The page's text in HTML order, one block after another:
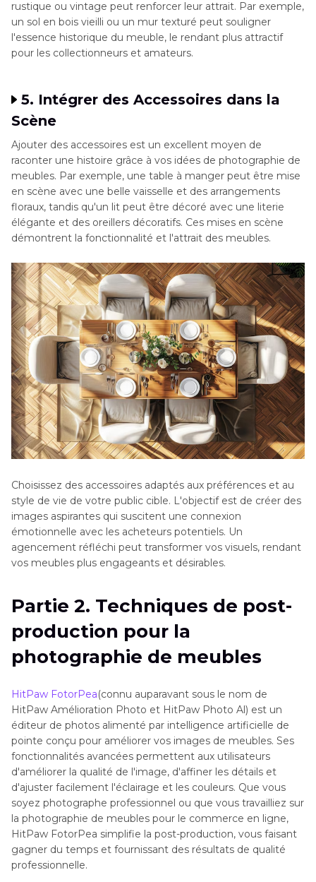
rustique ou vintage peut renforcer leur attrait. Par exemple,
un sol en bois vieilli ou un mur texturé peut souligner
l'essence historique du meuble, le rendant plus attractif
pour les collectionneurs et amateurs.
5. Intégrer des Accessoires dans la
Scène
Ajouter des accessoires est un excellent moyen de
raconter une histoire grâce à vos idées de photographie de
meubles. Par exemple, une table à manger peut être mise
en scène avec une belle vaisselle et des arrangements
floraux, tandis qu'un lit peut être décoré avec une literie
élégante et des oreillers décoratifs. Ces mises en scène
démontrent la fonctionnalité et l'attrait des meubles.
Choisissez des accessoires adaptés aux préférences et au
style de vie de votre public cible. L'objectif est de créer des
images aspirantes qui suscitent une connexion
émotionnelle avec les acheteurs potentiels. Un
agencement réfléchi peut transformer vos visuels, rendant
vos meubles plus engageants et désirables.
Partie 2. Techniques de post-
production pour la
photographie de meubles
HitPaw FotorPea(connu auparavant sous le nom de
HitPaw Amélioration Photo et HitPaw Photo Al) est un
éditeur de photos alimenté par intelligence artificielle de
pointe conçu pour améliorer vos images de meubles. Ses
fonctionnalités avancées permettent aux utilisateurs
d'améliorer la qualité de l'image, d'affiner les détails et
d'ajuster facilement l'éclairage et les couleurs. Que vous
soyez photographe professionnel ou que vous travailliez sur
la photographie de meubles pour le commerce en ligne,
HitPaw FotorPea simplifie la post-production, vous faisant
gagner du temps et fournissant des résultats de qualité
professionnelle.